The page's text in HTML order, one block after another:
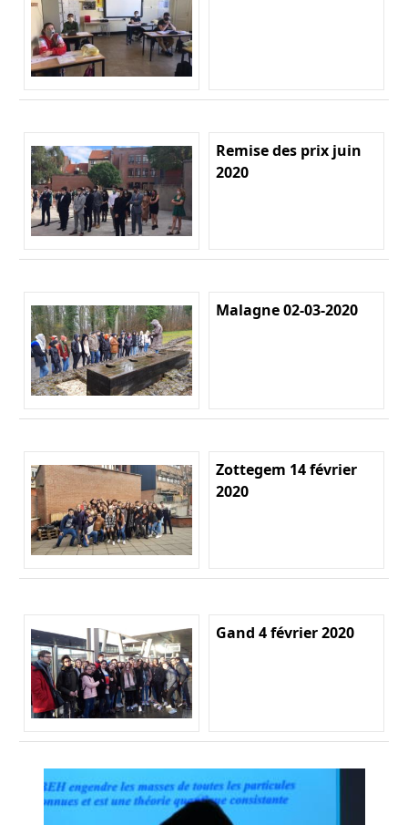
Remise des prix juin
2020
Malagne 02-03-2020
Zottegem 14 février
2020
Gand 4 février 2020